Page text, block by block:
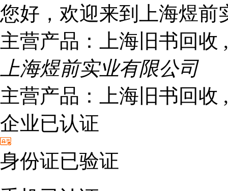
您好，欢迎来到上海煜前
主营产品：
上海旧书回
上海煜前实业有限公司
主营产品：上海旧书回收
企业已认证
身份证已验证